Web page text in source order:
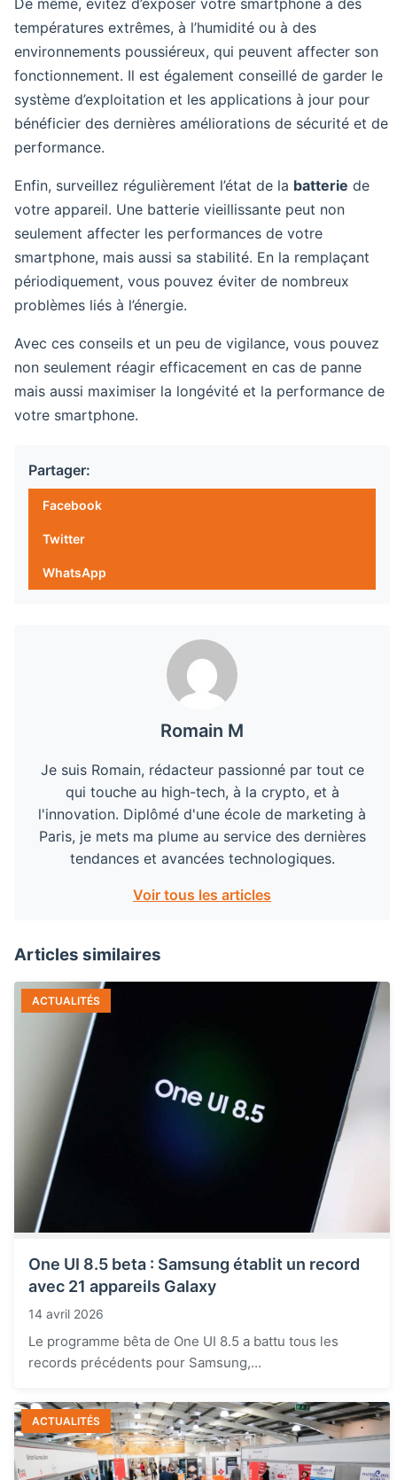
De même, évitez d’exposer votre smartphone à des
températures extrêmes, à l’humidité ou à des
environnements poussiéreux, qui peuvent affecter son
fonctionnement. Il est également conseillé de garder le
système d’exploitation et les applications à jour pour
bénéficier des dernières améliorations de sécurité et de
performance.
Enfin, surveillez régulièrement l’état de la batterie de
votre appareil. Une batterie vieillissante peut non
seulement affecter les performances de votre
smartphone, mais aussi sa stabilité. En la remplaçant
périodiquement, vous pouvez éviter de nombreux
problèmes liés à l’énergie.
Avec ces conseils et un peu de vigilance, vous pouvez
non seulement réagir efficacement en cas de panne
mais aussi maximiser la longévité et la performance de
votre smartphone.
Partager:
Facebook
Twitter
WhatsApp
Romain M
Je suis Romain, rédacteur passionné par tout ce
qui touche au high-tech, à la crypto, et à
l'innovation. Diplômé d'une école de marketing à
Paris, je mets ma plume au service des dernières
tendances et avancées technologiques.
Voir tous les articles
Articles similaires
ACTUALITÉS
One UI 8.5 beta : Samsung établit un record
avec 21 appareils Galaxy
14 avril 2026
Le programme bêta de One UI 8.5 a battu tous les
records précédents pour Samsung,...
ACTUALITÉS